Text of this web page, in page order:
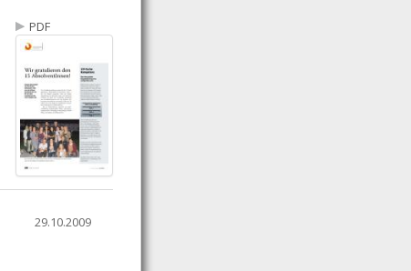
PDF
29.10.2009